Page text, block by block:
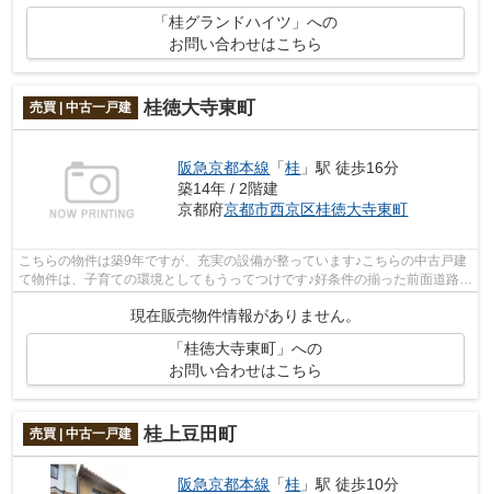
「桂グランドハイツ」への
お問い合わせはこちら
売買 | 中古一戸建 桂徳大寺東町
阪急京都本線 「桂 」駅 徒歩16分
築14年 / 2階建
京都府京都市西京区桂徳大寺東町
こちらの物件は築9年ですが、充実の設備が整っています♪こちらの中古戸建
て物件は、子育ての環境としてもうってつけです♪好条件の揃った前面道路
現在販売物件情報がありません。
「桂徳大寺東町」への
お問い合わせはこちら
売買 | 中古一戸建 桂上豆田町
阪急京都本線 「桂 」駅 徒歩10分